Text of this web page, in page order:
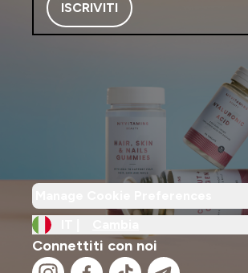
ISCRIVITI
Connettiti con noi